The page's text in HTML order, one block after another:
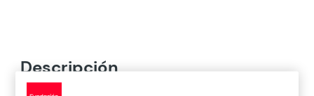
Descripción